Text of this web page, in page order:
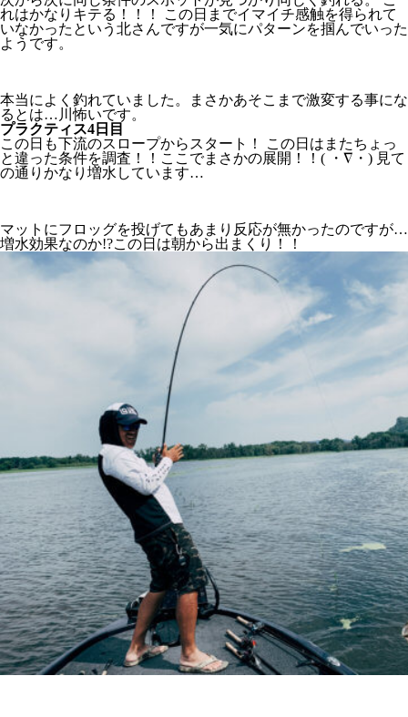
れはかなりキテる！！！ この日までイマイチ感触を得られて
いなかったという北さんですが一気にパターンを掴んでいった
ようです。
本当によく釣れていました。まさかあそこまで激変する事にな
るとは…川怖いです。
プラクティス4日目
この日も下流のスロープからスタート！ この日はまたちょっ
と違った条件を調査！！ここでまさかの展開！！( ・∇・) 見て
の通りかなり増水しています…
マットにフロッグを投げてもあまり反応が無かったのですが…
増水効果なのか!?この日は朝から出まくり！！